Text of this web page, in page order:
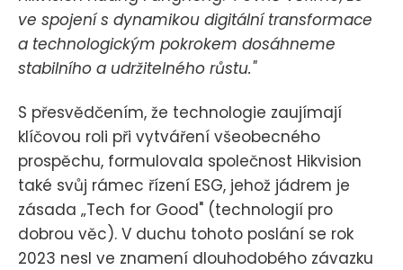
ve spojení s dynamikou digitální transformace
a technologickým pokrokem dosáhneme
stabilního a udržitelného růstu."
S přesvědčením, že technologie zaujímají
klíčovou roli při vytváření všeobecného
prospěchu, formulovala společnost Hikvision
také svůj rámec řízení ESG, jehož jádrem je
zásada „Tech for Good" (technologií pro
dobrou věc). V duchu tohoto poslání se rok
2023 nesl ve znamení dlouhodobého závazku